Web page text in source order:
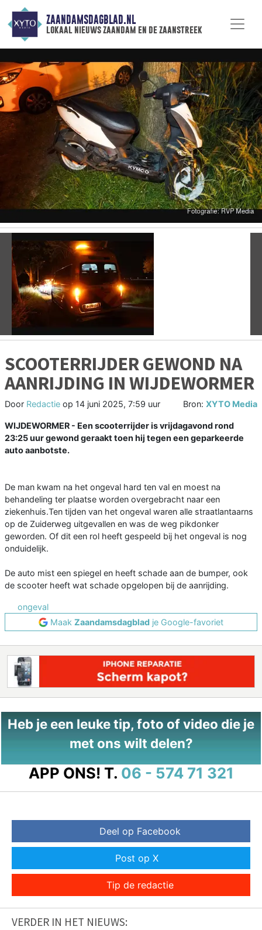
ZAANDAMSDAGBLAD.NL
lokaal nieuws zaandam en de zaanstreek
Vorige
SCOOTERRIJDER GEWOND NA
AANRIJDING IN WIJDEWORMER
Door Redactie op 14 juni 2025, 7:59 uur Bron: XYTO Media
WIJDEWORMER - Een scooterrijder is vrijdagavond rond
23:25 uur gewond geraakt toen hij tegen een geparkeerde
auto aanbotste.
De man kwam na het ongeval hard ten val en moest na
behandeling ter plaatse worden overgebracht naar een
ziekenhuis.Ten tijden van het ongeval waren alle straatlantaarns
op de Zuiderweg uitgevallen en was de weg pikdonker
geworden. Of dit een rol heeft gespeeld bij het ongeval is nog
onduidelijk.
De auto mist een spiegel en heeft schade aan de bumper, ook
de scooter heeft wat schade opgelopen bij de aanrijding.
ongeval
Maak Zaandamsdagblad je Google-favoriet
Heb je een leuke tip, foto of video die je
met ons wilt delen?
APP ONS! T. 06 - 574 71 321
Deel op Facebook
Post op X
Tip de redactie
VERDER IN HET NIEUWS: